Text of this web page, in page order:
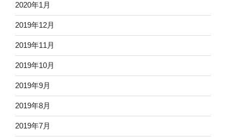
2020年1月
2019年12月
2019年11月
2019年10月
2019年9月
2019年8月
2019年7月